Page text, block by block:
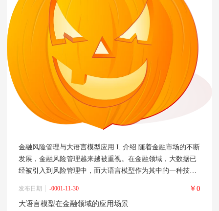
金融风险管理与大语言模型应用 I. 介绍 随着金融市场的不断
发展，金融风险管理越来越被重视。在金融领域，大数据已
经被引入到风险管理中，而大语言模型作为其中的一种技术
言模型是一种基于深度学习的自然语言处理技术，能够模拟
人类语言智能，并能够自动化生成人类可能的语言表达方
发布日期 -0001-11-30
￥0
大语言模型在金融领域的应用场景